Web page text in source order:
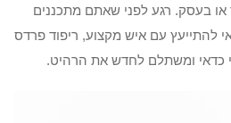
בעסק. רגע לפני שאתם מתכננים
להתייעץ עם איש מקצוע, ריפוד פרדס
כדאי ומשתלם לחדש את הרהיט.